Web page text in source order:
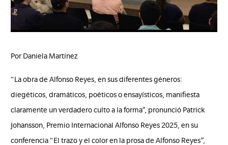
Por Daniela Martínez
“La obra de Alfonso Reyes, en sus diferentes géneros:
diegéticos, dramáticos, poéticos o ensayísticos, manifiesta
claramente un verdadero culto a la forma”, pronunció Patrick
Johansson, Premio Internacional Alfonso Reyes 2025, en su
conferencia “El trazo y el color en la prosa de Alfonso Reyes”,